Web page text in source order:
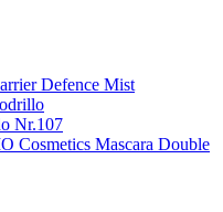
Defence Mist
Nr.107
Cosmetics Mascara Double